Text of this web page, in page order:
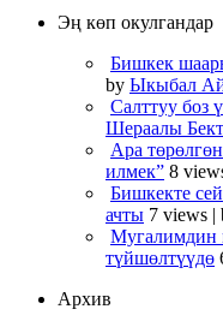
Эң көп окулгандар
Бишкек
by Ыкыбал
Салттуу боз
Шераалы
Ара
илмек” 8
Бишкекте
ачты 7 views |
Мугалимдин
түйшөлтүүдө
Архив